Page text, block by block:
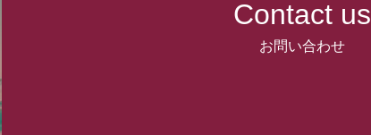
Contact us
お問い合わせ